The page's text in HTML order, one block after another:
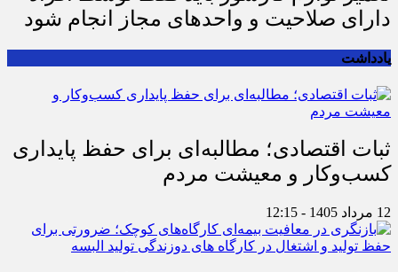
دارای صلاحیت و واحدهای مجاز انجام شود
یادداشت
ثبات اقتصادی؛ مطالبه‌ای برای حفظ پایداری
کسب‌وکار و معیشت مردم
12 مرداد 1405 - 12:15